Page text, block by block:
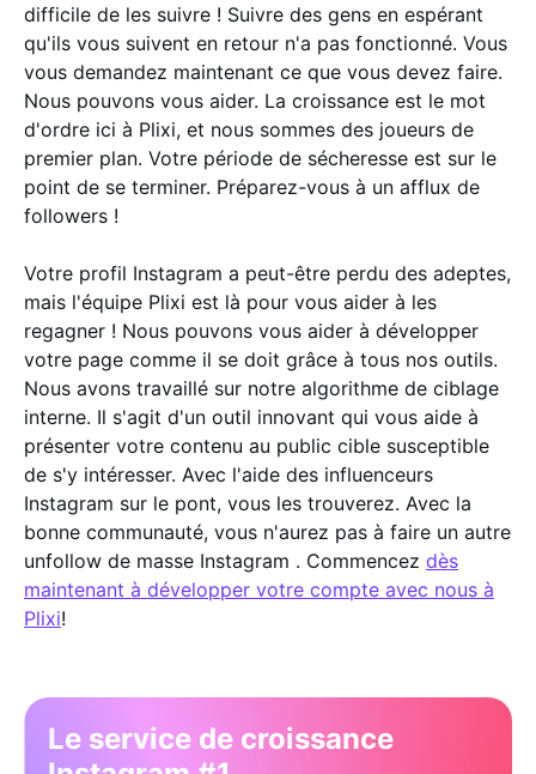
difficile de les suivre ! Suivre des gens en espérant
qu'ils vous suivent en retour n'a pas fonctionné. Vous
vous demandez maintenant ce que vous devez faire.
Nous pouvons vous aider. La croissance est le mot
d'ordre ici à Plixi, et nous sommes des joueurs de
premier plan. Votre période de sécheresse est sur le
point de se terminer. Préparez-vous à un afflux de
followers !
Votre profil Instagram a peut-être perdu des adeptes,
mais l'équipe Plixi est là pour vous aider à les
regagner ! Nous pouvons vous aider à développer
votre page comme il se doit grâce à tous nos outils.
Nous avons travaillé sur notre algorithme de ciblage
interne. Il s'agit d'un outil innovant qui vous aide à
présenter votre contenu au public cible susceptible
de s'y intéresser. Avec l'aide des influenceurs
Instagram sur le pont, vous les trouverez. Avec la
bonne communauté, vous n'aurez pas à faire un autre
unfollow de masse Instagram . Commencez dès
maintenant à développer votre compte avec nous à
Plixi!
Le service de croissance